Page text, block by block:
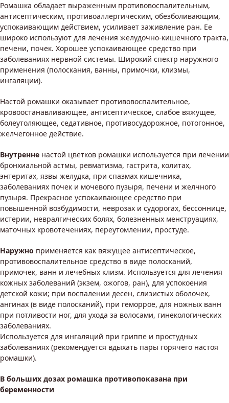
Ромашка обладает выраженным противовоспалительным,
антисептическим, противоаллергическим, обезболивающим,
успокаивающим действием, усиливает заживление ран. Ее
широко используют для лечения желудочно-кишечного тракта,
печени, почек. Хорошее успокаивающее средство при
заболеваниях нервной системы. Широкий спектр наружного
применения (полоскания, ванны, примочки, клизмы,
ингаляции).
Настой ромашки оказывает противовоспалительное,
кровоостанавливающее, антисептическое, слабое вяжущее,
болеутоляющее, седативное, противосудорожное, потогонное,
желчегонное действие.
Внутренне настой цветков ромашки используется при лечении
бронхиальной астмы, ревматизма, гастрита, колитах,
энтеритах, язвы желудка, при спазмах кишечника,
заболеваниях почек и мочевого пузыря, печени и желчного
пузыря. Прекрасное успокаивающее средство при
повышенной возбудимости, неврозах и судорогах, бессоннице,
истерии, невралгических болях, болезненных менструациях,
маточных кровотечениях, переутомлении, простуде.
Наружно применяется как вяжущее антисептическое,
противовоспалительное средство в виде полосканий,
примочек, ванн и лечебных клизм. Используется для лечения
кожных заболеваний (экзем, ожогов, ран), для успокоения
детской кожи; при воспалении десен, слизистых оболочек,
ангинах (в виде полосканий), при геморрое, для ножных ванн
при потливости ног, для ухода за волосами, гинекологических
заболеваниях.
Используется для ингаляций при гриппе и простудных
заболеваниях (рекомендуется вдыхать пары горячего настоя
ромашки).
В больших дозах ромашка противопоказана при
беременности